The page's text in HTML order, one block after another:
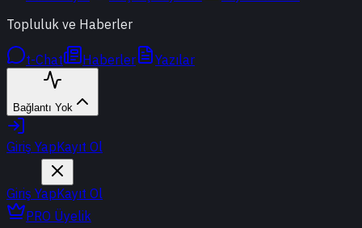
Topluluk ve Haberler
t-Chat Haberler Yazılar
Bağlantı Yok
Giriş YapKayıt Ol
Giriş YapKayıt Ol
PRO Üyelik